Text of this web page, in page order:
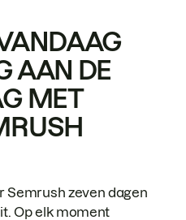
AAN DE
MET
Semrush zeven dagen
Op elk moment